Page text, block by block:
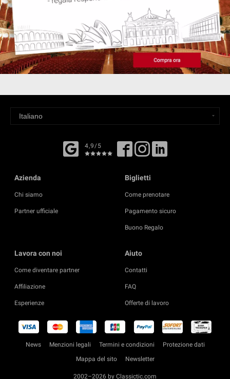
4,9/5
Azienda
Chi siamo
Partner ufficiale
Biglietti
Come prenotare
Pagamento sicuro
Buono Regalo
Lavora con noi
Come diventare partner
Affiliazione
Esperienze
Aiuto
Contatti
FAQ
Offerte di lavoro
News Menzioni legali Termini e condizioni
Protezione dati
Mappa del sito
Newsletter
2002–2026 by Classictic.com